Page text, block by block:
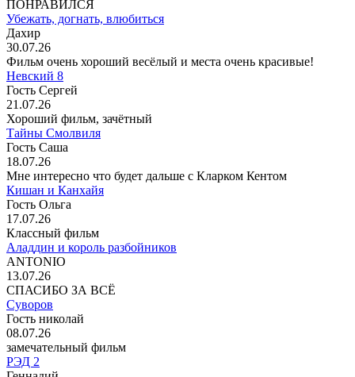
ПОНРАВИЛСЯ
Убежать, догнать, влюбиться
Дахир
30.07.26
Фильм очень хороший весёлый и места очень красивые!
Невский 8
Гость Сергей
21.07.26
Хороший фильм, зачётный
Тайны Смолвиля
Гость Саша
18.07.26
Мне интересно что будет дальше с Кларком Кентом
Кишан и Канхайя
Гость Ольга
17.07.26
Классный фильм
Аладдин и король разбойников
ANTONIO
13.07.26
СПАСИБО ЗА ВСЁ
Суворов
Гость николай
08.07.26
замечательный фильм
РЭД 2